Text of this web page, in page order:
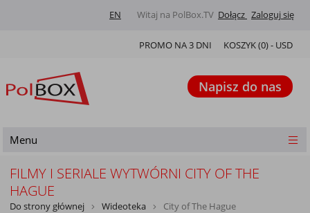
Witaj na PolBox.TV Dołącz Zaloguj się
EN
KOSZYK (0) - USD
PROMO NA 3 DNI
Napisz do nas
Menu
FILMY I SERIALE WYTWÓRNI CITY OF THE
HAGUE
Do strony głównej Wideoteka City of The Hague